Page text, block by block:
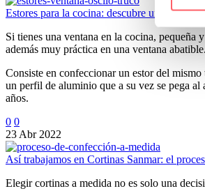
Estores para la cocina: descubre un truco
Si tienes una ventana en la cocina,
además muy práctica en una ventana abatible.
Consiste en confeccionar un estor del
un perfil de aluminio que a su vez se pega
años.
0 0
23 Abr 2022
Así trabajamos en Cortinas Sanmar: el
Elegir cortinas a medida no es solo una